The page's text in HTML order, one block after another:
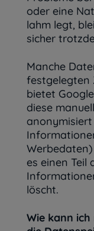
oder eine
lahm legt,
sicher
Manche
festgelegten
bietet
diese
es einen Teil
löscht.
Wie kann